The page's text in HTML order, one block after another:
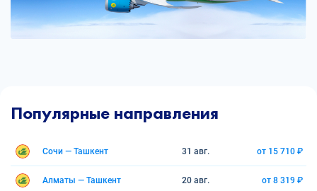
Популярные направления
Сочи — Ташкент 31 авг. от 15 710 ₽
Алматы — Ташкент 20 авг. от 8 319 ₽